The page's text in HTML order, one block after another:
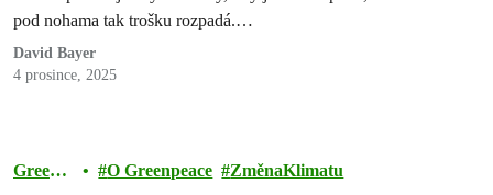
pod nohama tak trošku rozpadá.…
David Bayer
4 prosince, 2025
Greenp
O Greenpeace
ZměnaKlimatu